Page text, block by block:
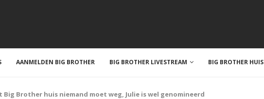
AANMELDEN BIG BROTHER BIG BROTHER LIVESTREAM BIG BROTHER HUIS
Big Brother huis niemand moet weg, Julie is wel genomineerd